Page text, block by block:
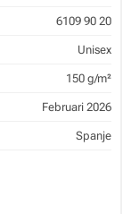
6109 90 20
Unisex
150 g/m²
Februari 2026
Spanje